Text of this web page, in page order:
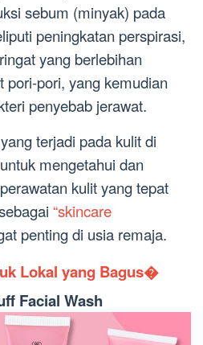
sebum (minyak) pada
peningkatan perspirasi,
yang berlebihan
pori-pori, yang kemudian
penyebab jerawat.
terjadi pada kulit di
mengetahui dan
kulit yang tepat
“skincare
penting di usia remaja.
Lokal yang Bagus�
Facial Wash